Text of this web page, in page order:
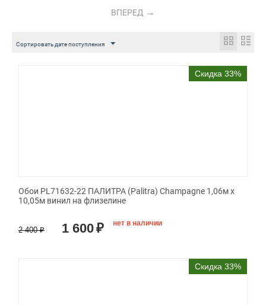
ВПЕРЕД
Сортировать дате поступления
Скидка 33%
Обои PL71632-22 ПАЛИТРА (Palitra) Champagne 1,06м х
10,05м винил на флизелине
2 400 ₽ 1 600₽ нет в наличии
Скидка 33%